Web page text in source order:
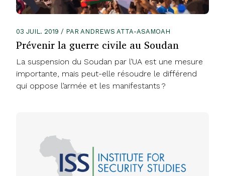
03 JUIL. 2019 / PAR ANDREWS ATTA-ASAMOAH
Prévenir la guerre civile au Soudan
La suspension du Soudan par l’UA est une mesure
importante, mais peut-elle résoudre le différend
qui oppose l’armée et les manifestants ?